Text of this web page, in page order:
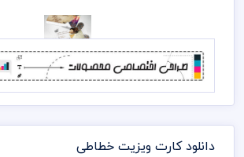
دانلود کارت ویزیت خطاطی